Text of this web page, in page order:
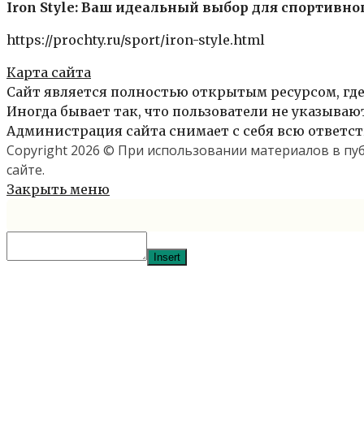
Iron Style: Ваш идеальный выбор для
https://prochty.ru/sport/iron-style.html
Карта сайта
Сайт является полностью открытым ресурсом,
Иногда бывает так, что пользователи не
Администрация сайта снимает с себя всю
Copyright 2026 © При использовании материалов в
сайте.
Закрыть меню
Insert